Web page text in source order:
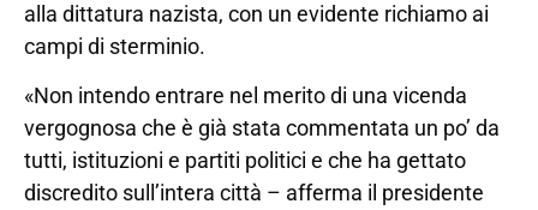
alla dittatura nazista, con un evidente richiamo ai
campi di sterminio.
«Non intendo entrare nel merito di una vicenda
vergognosa che è già stata commentata un po’ da
tutti, istituzioni e partiti politici e che ha gettato
discredito sull’intera città – afferma il presidente